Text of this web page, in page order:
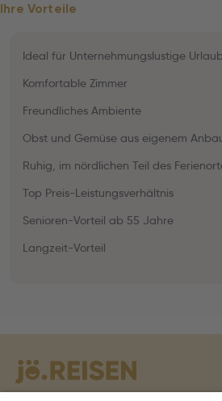
Ihre Vorteile
Ideal für Unternehmungslustige
Komfortable Zimmer
Freundliches Ambiente
Obst und Gemüse aus eigenem
Ruhig, im nördlichen Teil des
Top Preis-Leistungsverhältnis
Senioren-Vorteil ab 55 Jahre
Langzeit-Vorteil